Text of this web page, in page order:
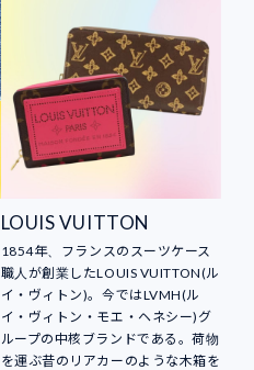
LOUIS VUITTON
1854年、フランスのスーツケース
職人が創業したLOUIS VUITTON(ル
イ・ヴィトン)。今ではLVMH(ル
イ・ヴィトン・モエ・ヘネシー)グ
ループの中核ブランドである。荷物
を運ぶ昔のリアカーのような木箱を